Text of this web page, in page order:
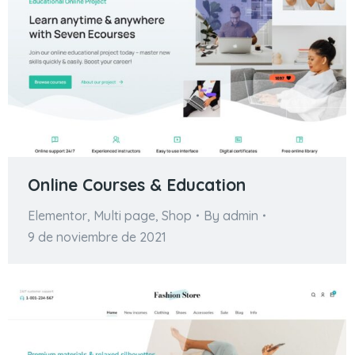
Online Courses & Education
Elementor Multi page Shop By admin
9 de noviembre de 2021